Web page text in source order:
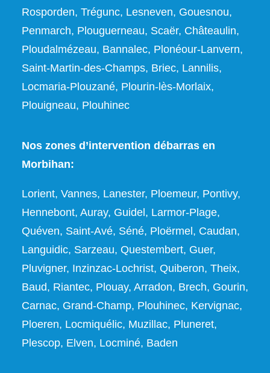
Rosporden, Trégunc, Lesneven, Gouesnou,
Penmarch, Plouguerneau, Scaër, Châteaulin,
Ploudalmézeau, Bannalec, Plonéour-Lanvern,
Saint-Martin-des-Champs, Briec, Lannilis,
Locmaria-Plouzané, Plourin-lès-Morlaix,
Plouigneau, Plouhinec
Nos zones d’intervention débarras en
Morbihan:
Lorient, Vannes, Lanester, Ploemeur, Pontivy,
Hennebont, Auray, Guidel, Larmor-Plage,
Quéven, Saint-Avé, Séné, Ploërmel, Caudan,
Languidic, Sarzeau, Questembert, Guer,
Pluvigner, Inzinzac-Lochrist, Quiberon, Theix,
Baud, Riantec, Plouay, Arradon, Brech, Gourin,
Carnac, Grand-Champ, Plouhinec, Kervignac,
Ploeren, Locmiquélic, Muzillac, Pluneret,
Plescop, Elven, Locminé, Baden